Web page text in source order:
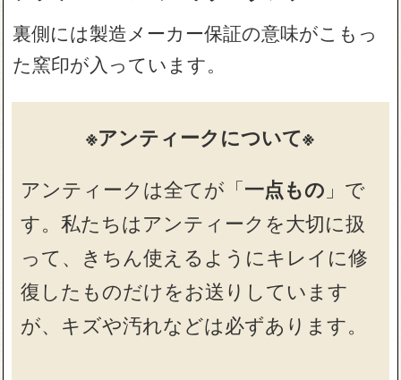
裏側には製造メーカー保証の意味がこもっ
た窯印が入っています。
※アンティークについて※
アンティークは全てが「一点もの 」で
す。私たちはアンティークを大切に扱
って、きちん使えるようにキレイに修
復したものだけをお送りしています
が、キズや汚れなどは必ずあります。